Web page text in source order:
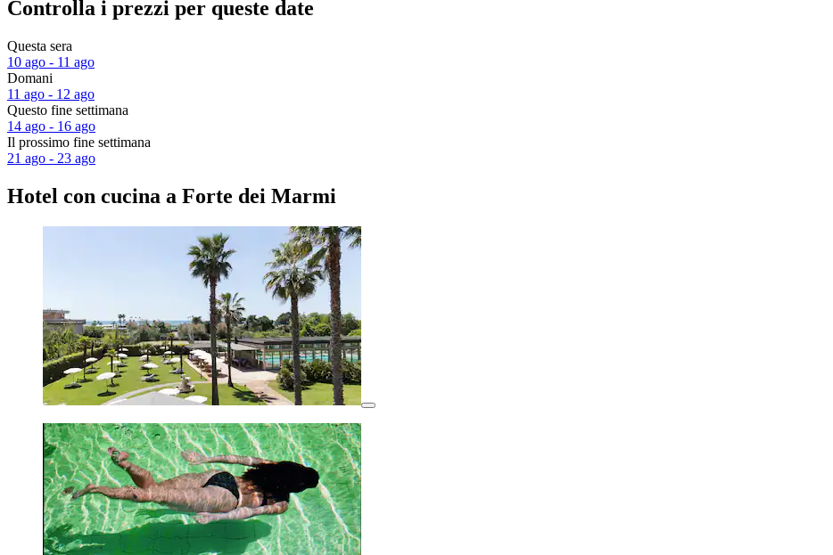
Controlla i prezzi per queste date
Questa sera
10 ago - 11 ago
Domani
11 ago - 12 ago
Questo fine settimana
14 ago - 16 ago
Il prossimo fine settimana
21 ago - 23 ago
Hotel con cucina a Forte dei Marmi